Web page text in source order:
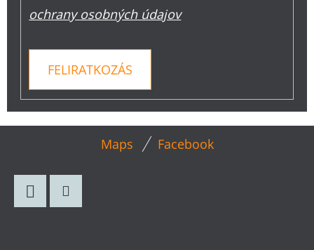
ochrany osobných údajov
FELIRATKOZÁS
Maps Facebook